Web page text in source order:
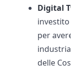
Digital
per
delle